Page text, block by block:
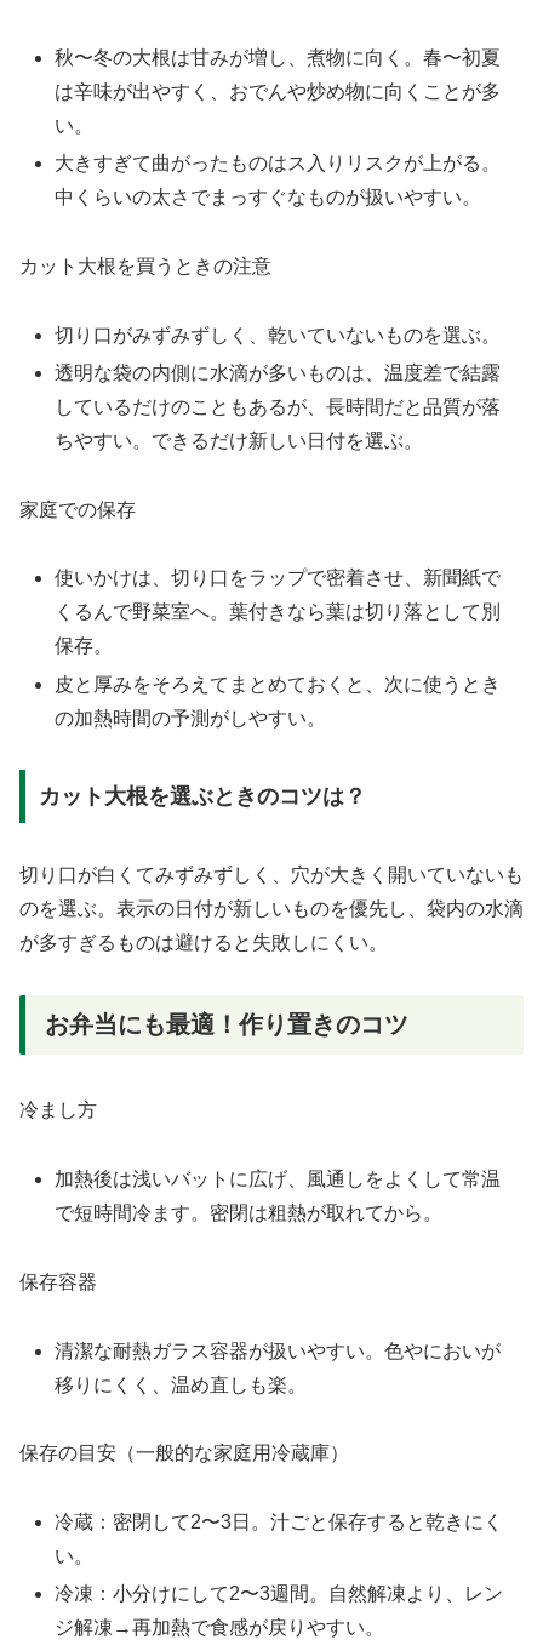
秋〜冬の大根は甘みが増し、煮物に向く。春〜初夏
は辛味が出やすく、おでんや炒め物に向くことが多
い。
大きすぎて曲がったものはス入りリスクが上がる。
中くらいの太さでまっすぐなものが扱いやすい。
カット大根を買うときの注意
切り口がみずみずしく、乾いていないものを選ぶ。
透明な袋の内側に水滴が多いものは、温度差で結露
しているだけのこともあるが、長時間だと品質が落
ちやすい。できるだけ新しい日付を選ぶ。
家庭での保存
使いかけは、切り口をラップで密着させ、新聞紙で
くるんで野菜室へ。葉付きなら葉は切り落として別
保存。
皮と厚みをそろえてまとめておくと、次に使うとき
の加熱時間の予測がしやすい。
カット大根を選ぶときのコツは？
切り口が白くてみずみずしく、穴が大きく開いていないも
のを選ぶ。表示の日付が新しいものを優先し、袋内の水滴
が多すぎるものは避けると失敗しにくい。
お弁当にも最適！作り置きのコツ
冷まし方
加熱後は浅いバットに広げ、風通しをよくして常温
で短時間冷ます。密閉は粗熱が取れてから。
保存容器
清潔な耐熱ガラス容器が扱いやすい。色やにおいが
移りにくく、温め直しも楽。
保存の目安（一般的な家庭用冷蔵庫）
冷蔵：密閉して2〜3日。汁ごと保存すると乾きにく
い。
冷凍：小分けにして2〜3週間。自然解凍より、レン
ジ解凍→再加熱で食感が戻りやすい。